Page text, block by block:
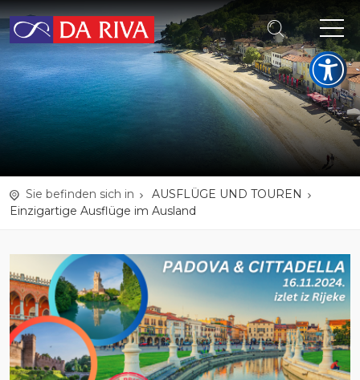
Sie befinden sich in
AUSFLÜGE UND TOUREN
Einzigartige Ausflüge im Ausland